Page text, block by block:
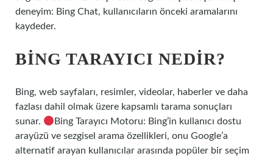
deneyim: Bing Chat, kullanıcıların önceki aramalarını
kaydeder.
BING TARAYICI NEDIR?
Bing, web sayfaları, resimler, videolar, haberler ve daha
fazlası dahil olmak üzere kapsamlı tarama sonuçları
sunar.
Bing Tarayıcı Motoru: Bing’in kullanıcı dostu
arayüzü ve sezgisel arama özellikleri, onu Google’a
alternatif arayan kullanıcılar arasında popüler bir seçim